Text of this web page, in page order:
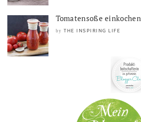
Tomatensoße einkochen
by THE INSPIRING LIFE